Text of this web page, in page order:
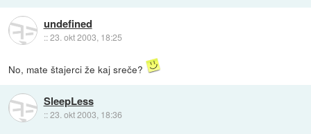
undefined
::23. okt 2003, 18:25
No, mate štajerci že kaj sreče?
SleepLess
::23. okt 2003, 18:36